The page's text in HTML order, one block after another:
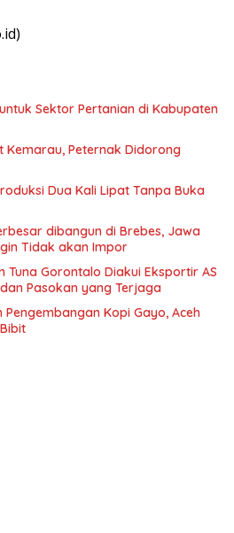
Sektor Pertanian di Kabupaten
Kemarau, Peternak Didorong
Dua Kali Lipat Tanpa Buka
dibangun di Brebes, Jawa
Tidak akan Impor
Tuna Gorontalo Diakui Eksportir AS
Pasokan yang Terjaga
Pengembangan Kopi Gayo, Aceh